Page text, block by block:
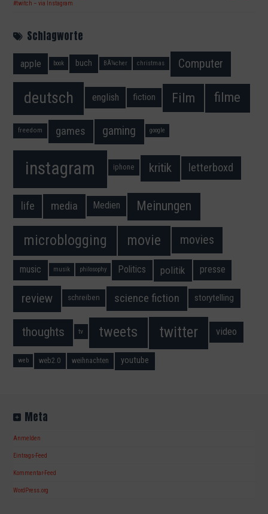
#twitch – via Instagram
Schlagworte
apple book buch BÃ¼cher christmas Computer
deutsch english fiction Film filme
freedom games gaming google
instagram iphone kritik letterboxd
life media Medien Meinungen
microblogging movie movies
music musik philosophy Politics politik presse
review schreiben science fiction storytelling
thoughts tv tweets twitter video
web web2.0 weihnachten youtube
Meta
Anmelden
Eintrags-Feed
Kommentar-Feed
WordPress.org